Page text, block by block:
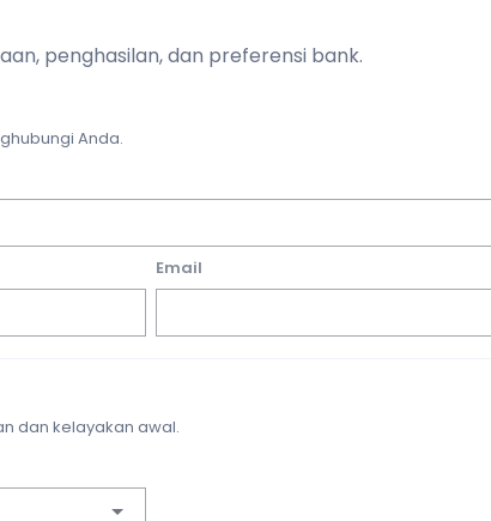
penghasilan, dan preferensi bank.
Anda.
Email
dan kelayakan awal.